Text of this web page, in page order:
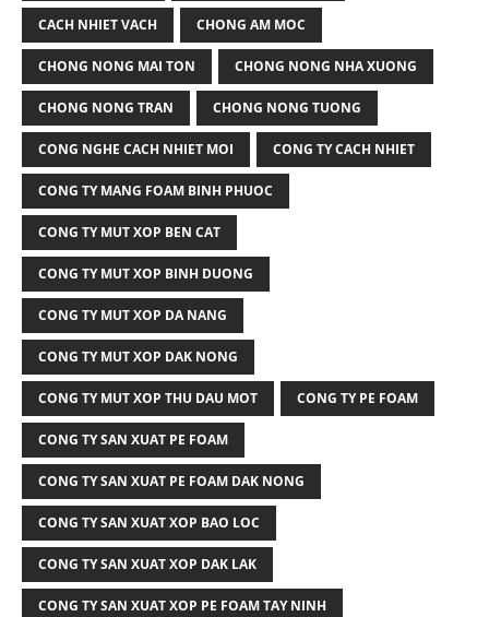
CACH NHIET VACH CHONG AM MOC
CHONG NONG MAI TON CHONG NONG NHA XUONG
CHONG NONG TRAN CHONG NONG TUONG
CONG NGHE CACH NHIET MOI CONG TY CACH NHIET
CONG TY MANG FOAM BINH PHUOC
CONG TY MUT XOP BEN CAT
CONG TY MUT XOP BINH DUONG
CONG TY MUT XOP DA NANG
CONG TY MUT XOP DAK NONG
CONG TY MUT XOP THU DAU MOT CONG TY PE FOAM
CONG TY SAN XUAT PE FOAM
CONG TY SAN XUAT PE FOAM DAK NONG
CONG TY SAN XUAT XOP BAO LOC
CONG TY SAN XUAT XOP DAK LAK
CONG TY SAN XUAT XOP PE FOAM TAY NINH